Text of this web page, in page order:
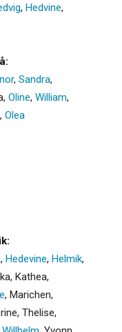
, Hedvine,
, Sandra,
, Oline, William,
, Olea
, Hedevine, Helmik,
, Kathea,
, Marichen,
, Thelise,